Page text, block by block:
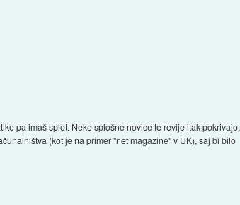
pa imaš splet. Neke splošne novice te revije itak pokrivajo,
(kot je na primer "net magazine" v UK), saj bi bilo